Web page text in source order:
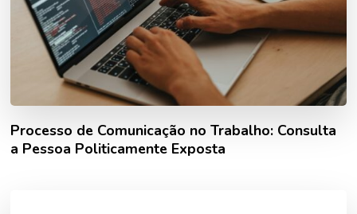
Processo de Comunicação no Trabalho: Consulta
a Pessoa Politicamente Exposta